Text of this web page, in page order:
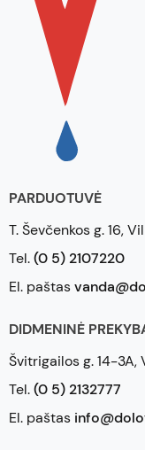
PARDUOTUVĖ
T. Ševčenkos g. 16,
Tel.(0 5) 2107220
El. paštas
DIDMENINĖ
Švitrigailos g. 14-3A,
Tel.(0 5) 2132777
El. paštas